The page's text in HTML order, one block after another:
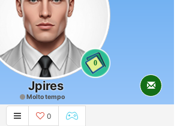
0
Jpires
Molto tempo
0